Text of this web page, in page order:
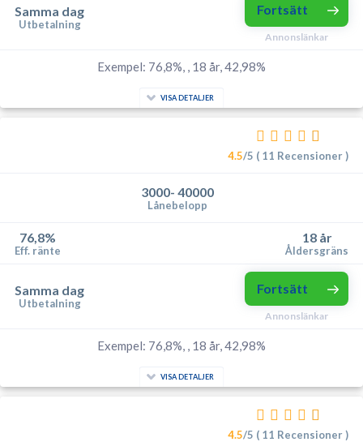
Samma dag
Utbetalning
Fortsätt
Annonslänkar
Exempel: 76,8%, , 18 år, 42,98%
VISA DETALJER
4.5/5 ( 11 Recensioner )
3000- 40000
Lånebelopp
76,8%
Eff. ränte
18 år
Åldersgräns
Samma dag
Utbetalning
Fortsätt
Annonslänkar
Exempel: 76,8%, , 18 år, 42,98%
VISA DETALJER
4.5/5 ( 11 Recensioner )